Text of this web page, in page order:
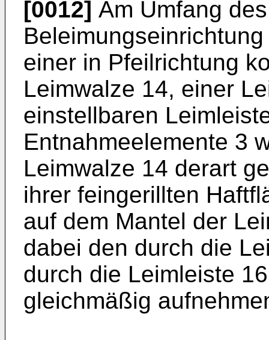
[0012] Am Umfang
einer in Pfeilrichtung
Leimwalze 14, einer
einstellbaren
Entnahmeelemente 3
Leimwalze 14 derart
ihrer feingerillten
auf dem Mantel der
dabei den durch die
durch die Leimleiste
gleichmäßig